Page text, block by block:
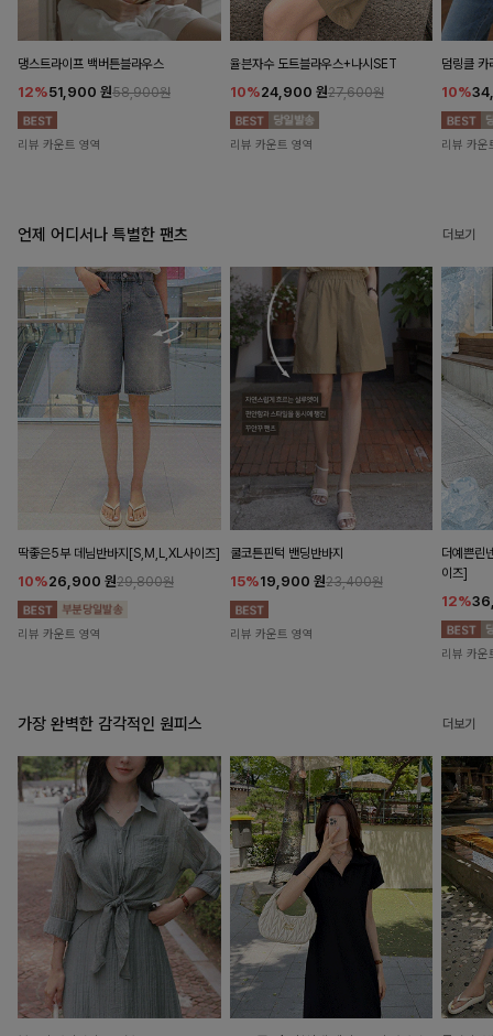
댕스트라이프 백버튼블라우스
12%51,900 원58,900원
리뷰 카운트 영역
율븐자수 도트블라우스+나시SET
10%24,900 원27,600원
리뷰 카운트 영역
덤링클 카
10%
리뷰 카운
언제 어디서나 특별한 팬츠 더보기
딱좋은5부 데님반바지[S,M,L,XL사이즈]
10%26,900 원29,800원
리뷰 카운트 영역
쿨코튼핀턱 밴딩반바지
15%19,900 원23,400원
리뷰 카운트 영역
더예쁜린
이즈]
12%
리뷰 카운
가장 완벽한 감각적인 원피스 더보기